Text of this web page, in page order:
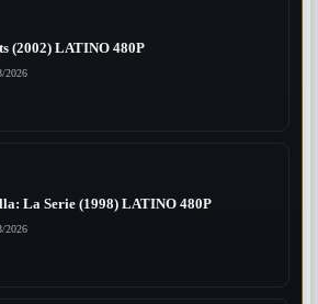
(2002) LATINO 480P
2026
La Serie (1998) LATINO 480P
2026